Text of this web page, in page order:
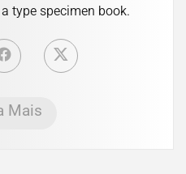
type specimen book.
Mais